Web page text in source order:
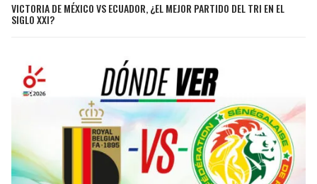
VICTORIA DE MÉXICO VS ECUADOR, ¿EL MEJOR PARTIDO DEL TRI EN EL
SIGLO XXI?